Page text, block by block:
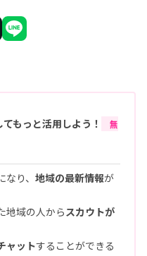
もっと活用しよう！
無
り、 地域の最新情報が
地域の人から スカウトが
ャットすることができる